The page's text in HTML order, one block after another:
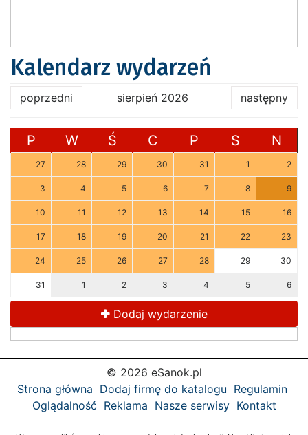
Kalendarz wydarzeń
poprzedni sierpień 2026 następny
P W Ś C P S N
27 28 29 30 31 1 2
3 4 5 6 7 8 9
10 11 12 13 14 15 16
17 18 19 20 21 22 23
24 25 26 27 28 29 30
31 1 2 3 4 5 6
Dodaj wydarzenie
© 2026 eSanok.pl
Strona główna Dodaj firmę do katalogu Regulamin
Oglądalność Reklama Nasze serwisy Kontakt